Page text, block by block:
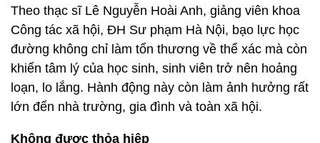
Theo thạc sĩ Lê Nguyễn Hoài Anh, giảng viên khoa
Công tác xã hội, ĐH Sư phạm Hà Nội, bạo lực học
đường không chỉ làm tổn thương về thể xác mà còn
khiến tâm lý của học sinh, sinh viên trở nên hoảng
loạn, lo lắng. Hành động này còn làm ảnh hưởng rất
lớn đến nhà trường, gia đình và toàn xã hội.
Không được thỏa hiệp